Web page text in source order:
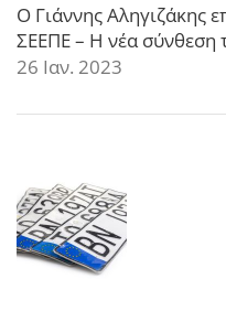
Ο Γιάννης Αληγιζάκης
ΣΕΕΠΕ – Η νέα σύνθεση
26 Ιαν. 2023